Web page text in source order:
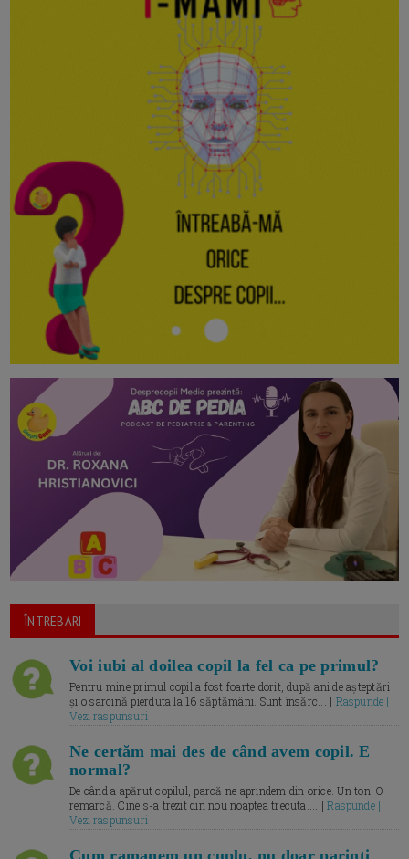
ÎNTREBARI
Voi iubi al doilea copil la fel ca pe primul?
Pentru mine primul copil a fost foarte dorit, după ani de așteptări
și o sarcină pierduta la 16 săptămâni. Sunt însărc... | Raspunde |
Vezi raspunsuri
Ne certăm mai des de când avem copil. E
normal?
De când a apărut copilul, parcă ne aprindem din orice. Un ton. O
remarcă. Cine s-a trezit din nou noaptea trecuta.... |Raspunde |
Vezi raspunsuri